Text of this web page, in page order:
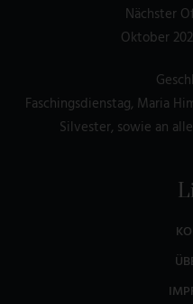
Nächster
Oktober
Faschingsdienstag, Maria
Silvester, sowie an